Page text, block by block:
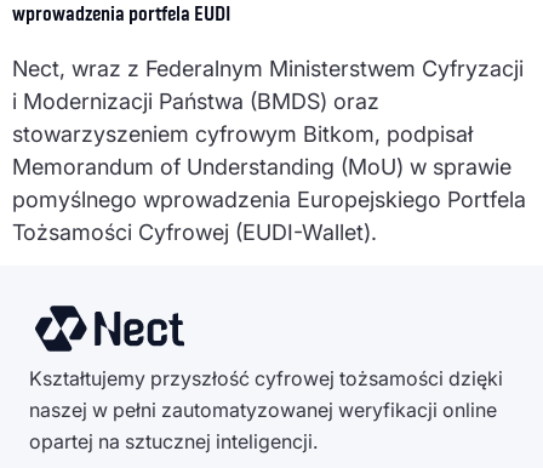
wprowadzenia portfela EUDI
Nect, wraz z Federalnym Ministerstwem Cyfryzacji
i Modernizacji Państwa (BMDS) oraz
stowarzyszeniem cyfrowym Bitkom, podpisał
Memorandum of Understanding (MoU) w sprawie
pomyślnego wprowadzenia Europejskiego Portfela
Tożsamości Cyfrowej (EUDI-Wallet).
Kształtujemy przyszłość cyfrowej tożsamości dzięki
naszej w pełni zautomatyzowanej weryfikacji online
opartej na sztucznej inteligencji.